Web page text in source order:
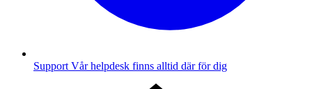
Support Vår helpdesk finns alltid där för dig